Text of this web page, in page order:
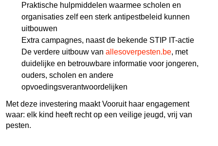
Praktische hulpmiddelen waarmee scholen en
organisaties zelf een sterk antipestbeleid kunnen
uitbouwen
Extra campagnes, naast de bekende STIP IT-actie
De verdere uitbouw van allesoverpesten.be, met
duidelijke en betrouwbare informatie voor jongeren,
ouders, scholen en andere
opvoedingsverantwoordelijken
Met deze investering maakt Vooruit haar engagement
waar: elk kind heeft recht op een veilige jeugd, vrij van
pesten.